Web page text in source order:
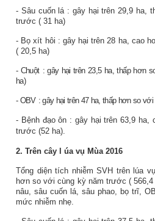
- Sâu cuốn lá : gây hại trên 29,9 ha,
trước ( 31 ha)
- Bọ xít hôi : gây hại trên 28 ha, cao
( 20,5 ha)
- Chuột : gây hại trên 23,5 ha,thấp hơn
ha)
- OBV : gây hại trên 47 ha,thấp hơn so
- Bệnh đạo ôn : gây hại trên 63,9 ha,
trước (52 ha).
2. Trên cây l úa vụ Mùa 2016
Tổng diện tích nhiễm SVH trên lúa vụ
hơn so vớicùng kỳ năm trước ( 566,4
nâu, sâu cuốn lá, sâu phao, bọ trĩ,
mức nhiễm nhẹ.